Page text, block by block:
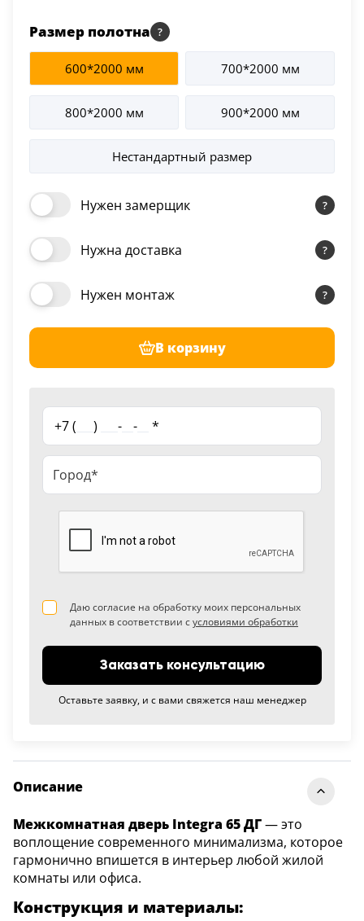
Белая эмаль Молдинг
Черный
Коробка Integra т/
скопич. Белая эмаль
4 090 руб.
Наличник Integra т/
скопич. Белая эмаль
2.5 шт 2 363 руб.
Размер полотна
600*2000 мм 700*2000 мм
800*2000 мм 900*2000 мм
Нестандартный размер
Нужен замерщик
Нужна доставка
Нужен монтаж
В корзину
+7 ( ) - - *
Даю согласие на обработку моих персональных
данных в соответствии сусловиями обработки
Заказать консультацию
Оставьте заявку, и с вами свяжется наш менеджер
Описание
Межкомнатная дверь Integra 65 ДГ— это
воплощение современного минимализма, которое
гармонично впишется в интерьер любой жилой
комнаты или офиса.
Конструкция и материалы: